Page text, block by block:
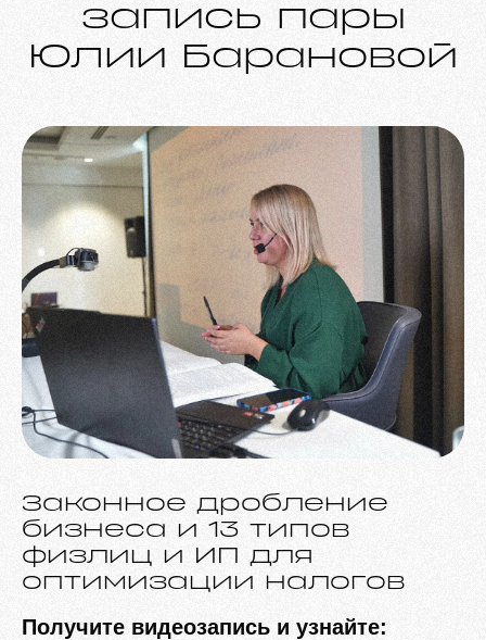
запись пары
Юлии Барановой
Законное дробление
бизнеса и 13 типов
физлиц и ИП для
оптимизации налогов
Получите видеозапись и узнайте: